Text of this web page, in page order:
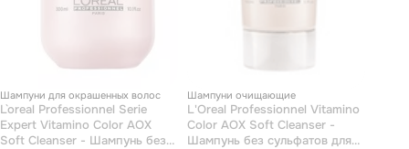
Шампуни для окрашенных волос
L`oreal Professionnel Serie
Expert Vitamino Color AOX
Soft Cleanser - Шампунь без
Шампуни очищающие
L'Oreal Professionnel Vitamino
Сolor AOX Soft Cleanser -
Шампунь без сульфатов для